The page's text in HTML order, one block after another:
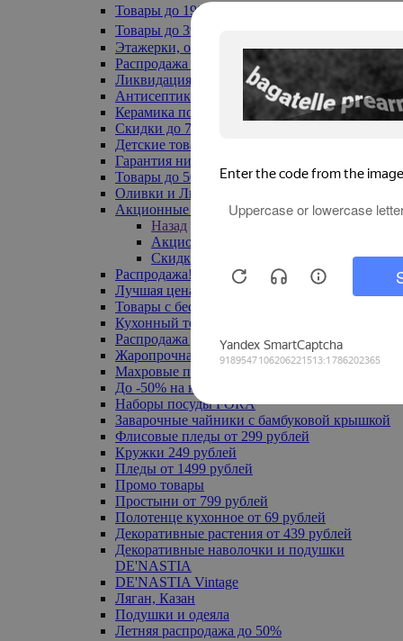
Товары до 199₽
Товары до 399₽
Этажерки, обувницы
Распродажа текстиля до -50%
Ликвидация до -70%
Антисептики
Керамика по 129 руб
Скидки до 70%
Детские товары
Гарантия низкой цены
Товары до 500 руб
Оливки и Лимоны
Акционные товары
Назад
Акционные товары
Скидка 20% по промокоду
Распродажа! Ульяновск до -70%
Лучшая цена
Товары с бесплатной доставкой
Кухонный текстиль
Распродажа до -50%
Жаропрочная посуда
Махровые полотенца
До -50% на ковры
Наборы посуды FORA
Заварочные чайники с бамбуковой крышкой
Флисовые пледы от 299 рублей
Кружки 249 рублей
Пледы от 1499 рублей
Промо товары
Простыни от 799 рублей
Полотенце кухонное от 69 рублей
Декоративные растения от 439 рублей
Декоративные наволочки и подушки
DE'NASTIA
DE'NASTIA Vintage
Ляган, Казан
Подушки и одеяла
Летняя распродажа до 50%